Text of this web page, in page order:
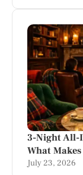
3-Night All-
What
July 23, 2026